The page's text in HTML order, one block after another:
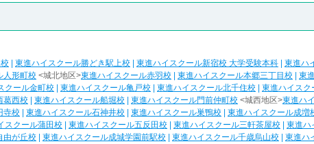
東進ハイスクール勝どき駅上校 東進ハイスクール新宿校 大学受験本科 東進ハ
人形町校 <城北地区>東進ハイスクール赤羽校 東進ハイスクール本郷三丁目校
東
クール金町校 東進ハイスクール亀戸校 東進ハイスクール北千住校 東進ハイスク
葛西校 東進ハイスクール船堀校 東進ハイスクール門前仲町校 <城西地区>東進ハ
寺校 東進ハイスクール石神井校 東進ハイスクール巣鴨校 東進ハイスクール成増
スクール蒲田校 東進ハイスクール五反田校 東進ハイスクール三軒茶屋校 東進ハ
由が丘校 東進ハイスクール成城学園前駅校 東進ハイスクール千歳烏山校
東進ハ